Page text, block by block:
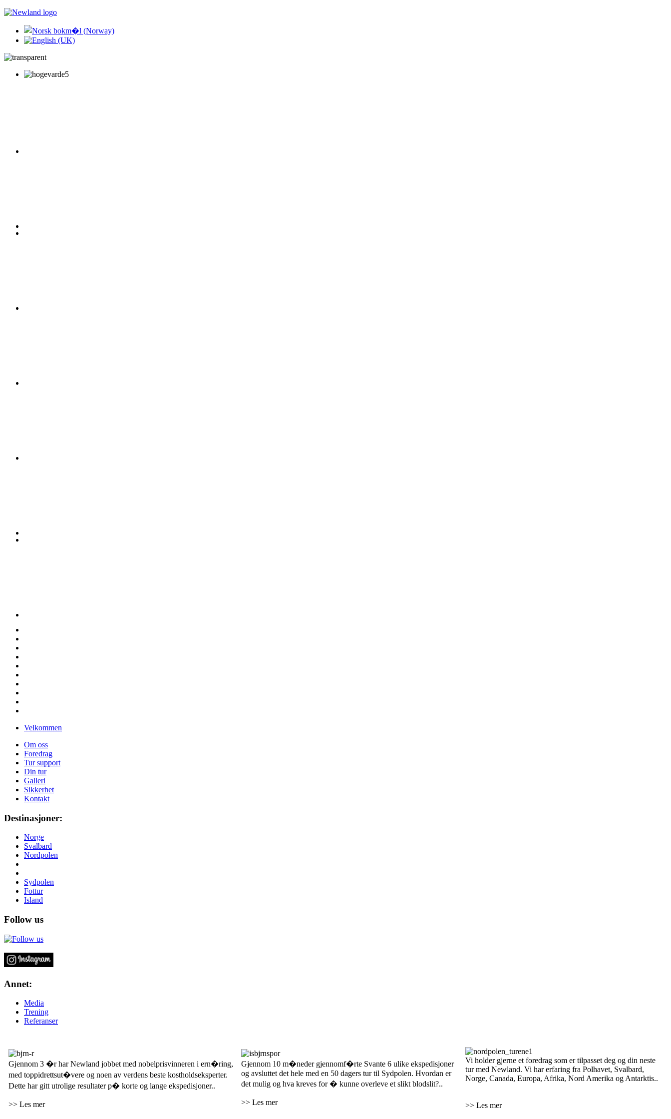
Velkommen
Om oss
Foredrag
Tur support
Din tur
Galleri
Sikkerhet
Kontakt
Destinasjoner:
Norge
Svalbard
Nordpolen
Sydpolen
Fottur
Island
Follow us
Annet:
Media
Trening
Referanser
Gjennom 3 �r har Newland jobbet med nobelprisvinneren i ern�ring,
med toppidrettsut�vere og noen av verdens beste kostholdseksperter.
Dette har gitt utrolige resultater p� korte og lange ekspedisjoner..
>> Les mer
Gjennom 10 m�neder gjennomf�rte Svante 6 ulike ekspedisjoner
og avsluttet det hele med en 50 dagers tur til Sydpolen. Hvordan er
det mulig og hva kreves for � kunne overleve et slikt blodslit?..
>> Les mer
Vi holder gjerne et foredrag som er tilpasset deg og din neste
tur med Newland. Vi har erfaring fra Polhavet, Svalbard,
Norge, Canada, Europa, Afrika, Nord Amerika og Antarktis..
>> Les mer